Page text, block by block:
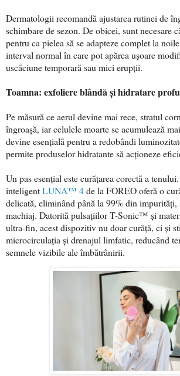
Dermatologii recomandă ajustarea rutinei de
schimbare de sezon. De obicei, sunt necesare
pentru ca pielea să se adapteze complet la
interval normal în care pot apărea ușoare
uscăciune temporară sau mici erupții.
Toamna: exfoliere blândă și hidratare
Pe măsură ce aerul devine mai rece, stratul
îngroașă, iar celulele moarte se acumulează
devine esențială pentru a redobândi
permite produselor hidratante să acționeze
Un pas esențial este curățarea corectă a
inteligentLUNA™ 4de la FOREO oferă o
delicată, eliminând până la 99% din impurități,
machiaj. Datorită pulsațiilor T-Sonic™ și
ultra-fin, acest dispozitiv nu doar curăță, ci și
microcirculația și drenajul limfatic, reducând
semnele vizibile ale îmbătrânirii.